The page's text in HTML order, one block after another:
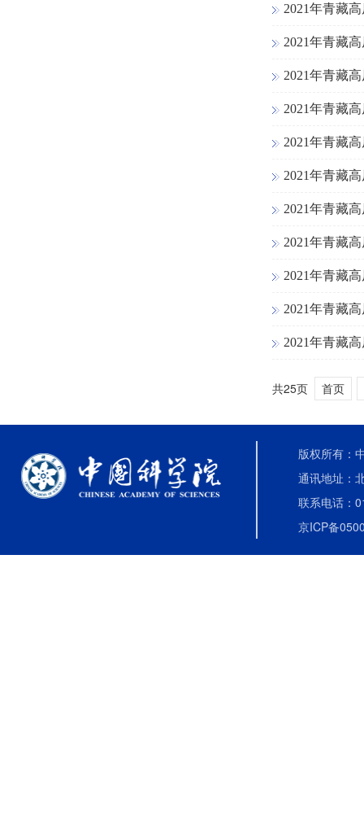
2021年青藏
2021年青藏
2021年青藏
2021年青藏
2021年青藏
2021年青藏
2021年青藏
2021年青藏
2021年青藏
2021年青藏
2021年青藏
共25页 首页
版权所有：
通讯地址：
联系电话：
京ICP备